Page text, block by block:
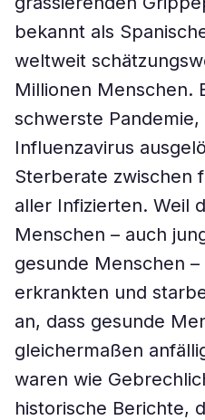
bekannt als
weltweit
Millionen Menschen.
schwerste
Influenzavirus
Sterberate zwischen
aller Infizierten. Weil
Menschen – auch
gesunde Menschen
erkrankten und
an, dass gesunde
gleichermaßen
waren wie
historische Berichte,